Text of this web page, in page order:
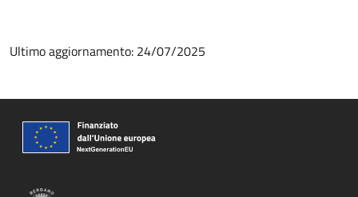
Ultimo aggiornamento: 24/07/2025